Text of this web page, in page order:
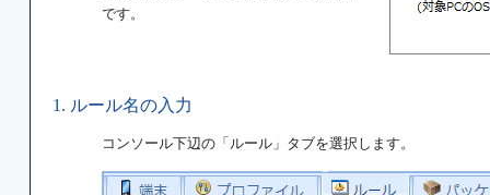
です。
1. ルール名の入力
コンソール下辺の「ルール」タブを選択します。